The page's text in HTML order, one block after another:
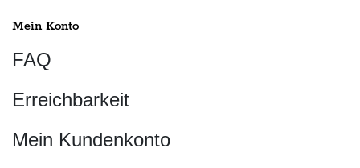
Mein Konto
FAQ
Erreichbarkeit
Mein Kundenkonto